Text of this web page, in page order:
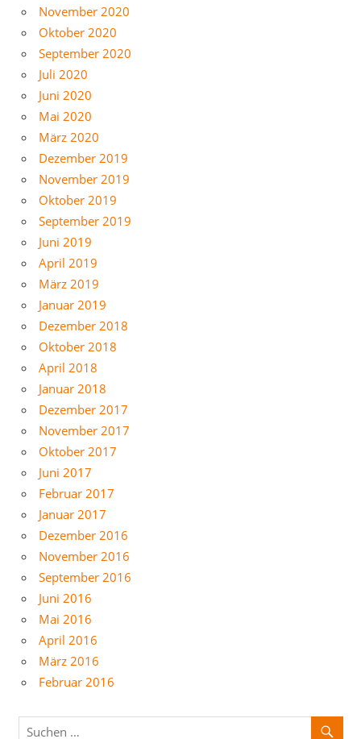
November 2020
Oktober 2020
September 2020
Juli 2020
Juni 2020
Mai 2020
März 2020
Dezember 2019
November 2019
Oktober 2019
September 2019
Juni 2019
April 2019
März 2019
Januar 2019
Dezember 2018
Oktober 2018
April 2018
Januar 2018
Dezember 2017
November 2017
Oktober 2017
Juni 2017
Februar 2017
Januar 2017
Dezember 2016
November 2016
September 2016
Juni 2016
Mai 2016
April 2016
März 2016
Februar 2016